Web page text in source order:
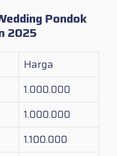
Pondok
2025
Harga
1.000.000
1.000.000
1.100.000